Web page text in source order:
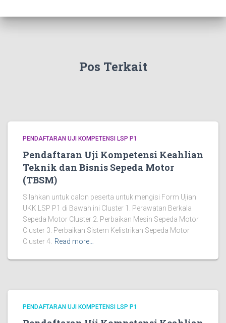
Pos Terkait
PENDAFTARAN UJI KOMPETENSI LSP P1
Pendaftaran Uji Kompetensi Keahlian
Teknik dan Bisnis Sepeda Motor
(TBSM)
Silahkan untuk calon peserta untuk mengisi Form Ujian
UKK LSP P1 di Bawah ini Cluster 1. Perawatan Berkala
Sepeda Motor Cluster 2. Perbaikan Mesin Sepeda Motor
Cluster 3. Perbaikan Sistem Kelistrikan Sepeda Motor
Cluster 4. Read more…
PENDAFTARAN UJI KOMPETENSI LSP P1